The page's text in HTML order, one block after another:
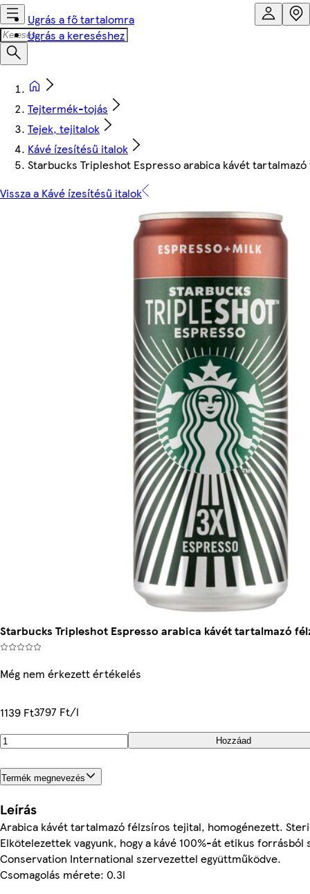
Ugrás a fő tartalomra
Ugrás a kereséshez
Tejtermék-tojás
Tejek, tejitalok
Kávé ízesítésű italok
Starbucks Tripleshot Espresso arabica kávét
Vissza a Kávé ízesítésű italok
Starbucks Tripleshot Espresso arabica kávét tartalmazó
Még nem érkezett értékelés
1139 Ft3797 Ft/l
Hozzáad
Termék megnevezés
Leírás
Arabica kávét tartalmazó félzsíros tejital, homogénezett.
Elkötelezettek vagyunk, hogy a kávé 100%-át etikus forrásból
Conservation International szervezettel együttműködve.
Csomagolás mérete: 0.3l